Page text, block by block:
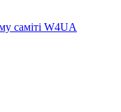
саміті W4UA